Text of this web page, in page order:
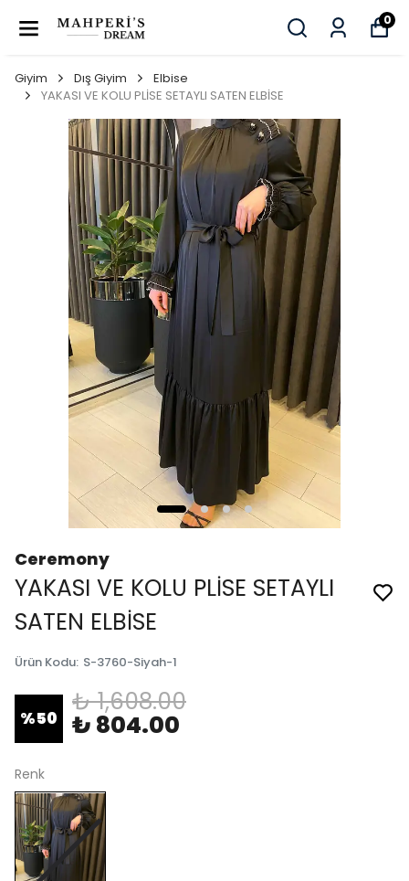
0
Giyim Dış Giyim
Elbise
YAKASI VE KOLU PLİSE SETAYLI SATEN ELBİSE
Ceremony
YAKASI VE KOLU PLİSE SETAYLI
SATEN ELBİSE
Ürün Kodu: S-3760-Siyah-1
%50
₺ 1,608.00
₺ 804.00
Renk